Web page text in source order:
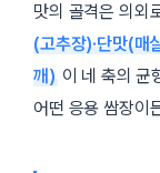
맛의 골격은 의외
(고추장)·단맛(매
깨) 이 네 축의 균
어떤 응용 쌈장이